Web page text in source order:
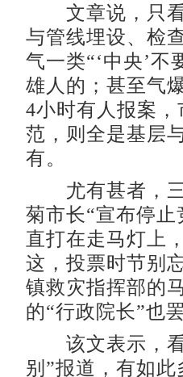
文章说，只看
与管线埋设、检
气一类“‘中央’
雄人的；甚至气
4小时有人报案
范，则全是基层
有。
尤有甚者，三
菊市长“宣布停
直打在走马灯上
这，投票时节别
镇救灾指挥部的
的“行政院长”也
该文表示，看
别”报道，有如